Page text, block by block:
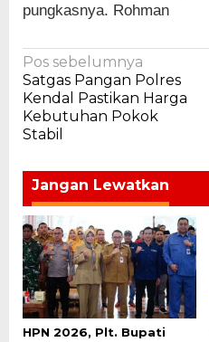
pungkasnya. Rohman
Navigasi
pos
Pos sebelumnya
Satgas Pangan Polres
Kendal Pastikan Harga
Kebutuhan Pokok
Stabil
Jangan Lewatkan
HPN 2026, Plt. Bupati